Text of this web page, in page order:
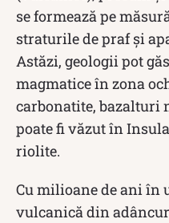
se formează pe
straturile de praf și
Astăzi, geologii pot
magmatice în zona
carbonatite, bazalturi
poate fi văzut în
riolite.
Cu milioane de ani în
vulcanică din